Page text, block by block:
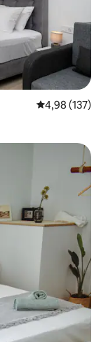
Classificação
4,98 (137)